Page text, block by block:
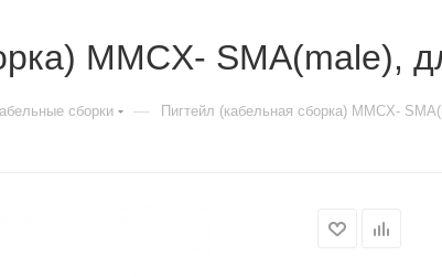
MMCX- SMA(male),
сборки — Пигтейл (кабельная сборка) MMCX-